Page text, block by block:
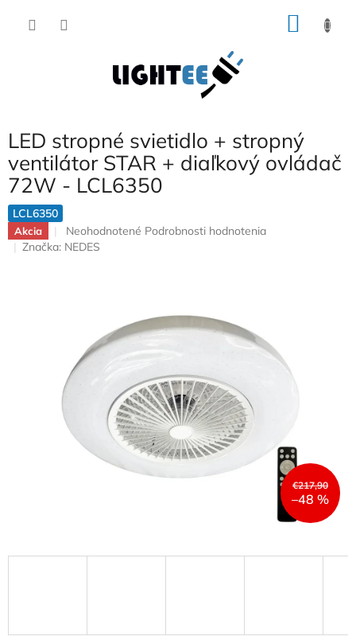
LED stropné svietidlo + stropný
ventilátor STAR + diaľkový ovládač
72W - LCL6350
LCL6350
Akcia
Priemerné
hodnotenie
hviezdičiek.
Neohodnotené Podrobnosti hodnotenia
Značka: NEDES
€217,90
–48 %